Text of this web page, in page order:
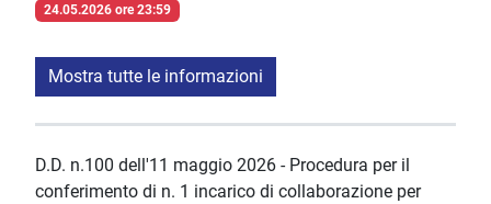
24.05.2026 ore 23:59
Mostra tutte le informazioni
D.D. n.100 dell'11 maggio 2026 - Procedura per il
conferimento di n. 1 incarico di collaborazione per